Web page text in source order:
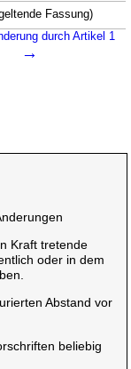
Fassung)
durch Artikel 1
→
Kraft tretende
oder in dem
Abstand vor
beliebig